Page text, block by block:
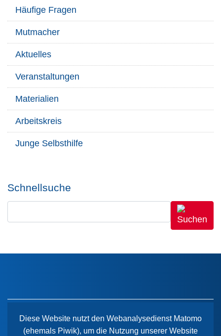
Häufige Fragen
Mutmacher
Aktuelles
Veranstaltungen
Materialien
Arbeitskreis
Junge Selbsthilfe
Schnellsuche
Diese Website nutzt den Webanalysedienst Matomo
(ehemals Piwik), um die Nutzung unserer Website